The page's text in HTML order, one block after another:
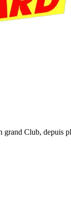
Club, depuis